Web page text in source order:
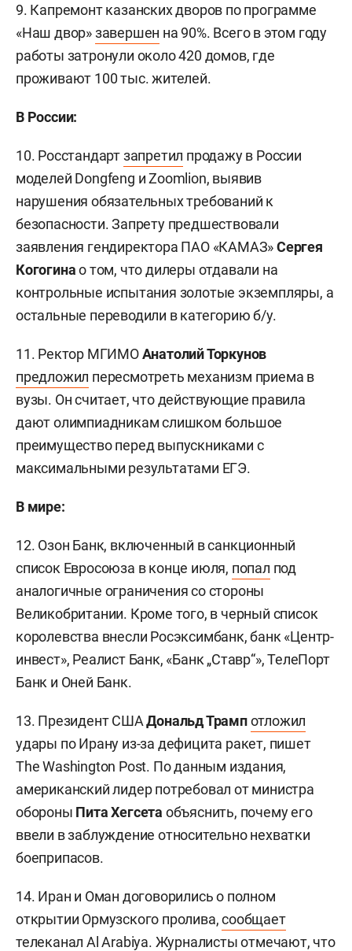
9. Капремонт казанских дворов по программе
«Наш двор»завершен на 90%. Всего в этом году
работы затронули около 420 домов, где
проживают 100 тыс. жителей.
В России:
10. Росстандартзапретил продажу в России
моделей Dongfeng и Zoomlion, выявив
нарушения обязательных требований к
безопасности. Запрету предшествовали
заявления гендиректора ПАО «КАМАЗ»Сергея
Когогинао том, что дилеры отдавали на
контрольные испытания золотые экземпляры, а
остальные переводили в категорию б/у.
11. Ректор МГИМОАнатолий Торкунов
предложил пересмотреть механизм приема в
вузы. Он считает, что действующие правила
дают олимпиадникам слишком большое
преимущество перед выпускниками с
максимальными результатами ЕГЭ.
В мире:
12. Озон Банк, включенный в санкционный
список Евросоюза в конце июля, попал под
аналогичные ограничения со стороны
Великобритании. Кроме того, в черный список
королевства внесли Росэксимбанк, банк «Центр-
инвест», Реалист Банк, «Банк „Ставр“», ТелеПорт
Банк и Оней Банк.
13. Президент СШАДональд Трампотложил
удары по Ирану из-за дефицита ракет, пишет
The Washington Post. По данным издания,
американский лидер потребовал от министра
обороны Пита Хегсета объяснить, почему его
ввели в заблуждение относительно нехватки
боеприпасов.
14. Иран и Оман договорились о полном
открытии Ормузского пролива,сообщает
телеканал Al Arabiya. Журналисты отмечают, что